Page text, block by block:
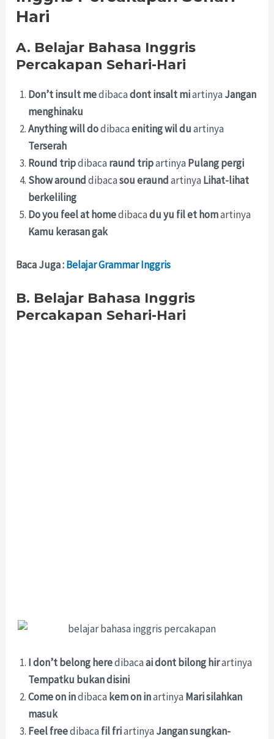
Hari
A. Belajar Bahasa Inggris
Percakapan Sehari-Hari
Don’t insult medibacadont insalt miartinya Jangan
menghinaku
Anything will dodibacaeniting wil duartinya
Terserah
Round tripdibaca raund tripartinya Pulang pergi
Show arounddibacasou eraundartinya Lihat-lihat
berkeliling
Do you feel at homedibacadu yu fil et homartinya
Kamu kerasan gak
Baca Juga :Belajar Grammar Inggris
B. Belajar Bahasa Inggris
Percakapan Sehari-Hari
I don’t belong heredibacaai dont bilong hirartinya
Tempatku bukan disini
Come on indibaca kem on inartinya Mari silahkan
masuk
Feel freedibaca fil friartinya Jangan sungkan-